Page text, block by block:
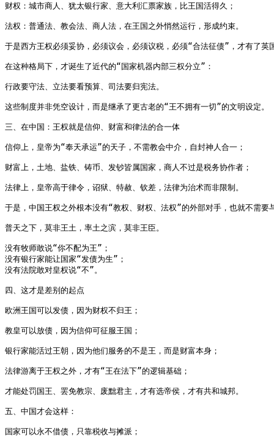
财权：城市商人、犹太银行家、意大利汇票家族，比王国活得久；
法权：普通法、教会法、商人法，在王国之外悄然运行，形成约束。
于是西方王权必须妥协，必须议会，必须议税，必须“合法征债”，才有了
在这种格局下，才诞生了近代的“国家机器内部三权分立”：
行政要守法、立法要看预算、司法要归宪法。
这些制度并非凭空设计，而是继承了更古老的“王不拥有一切”的文明设定。
三、在中国：王权就是信仰、财富和律法的合一体
信仰上，皇帝为“奉天承运”的天子，不需教会中介，自封神人合一；
财富上，土地、盐铁、铸币、发钞皆属国家，商人不过是税务协作者；
法律上，皇帝高于律令，诏狱、特赦、钦差，法律为治术而非限制。
于是，中国王权之外根本没有“教权、财权、法权”的外部对手，也就不需要
普天之下，莫非王土，率土之滨，莫非王臣。
没有牧师敢说“你不配为王”；
没有银行家能让国家“发债为生”；
没有法院敢对皇权说“不”。
四、这才是差别的起点
欧洲王国可以发债，因为财权不归王；
教皇可以放债，因为信仰可征服王国；
银行家能活过王朝，因为他们服务的不是王，而是财富本身；
法律游离于王权之外，才有“王在法下”的逻辑基础；
才能处罚国王、罢免教宗、废黜君主，才有选帝侯，才有共和城邦。
五、中国才会这样：
国家可以永不借债，只靠税收与摊派；